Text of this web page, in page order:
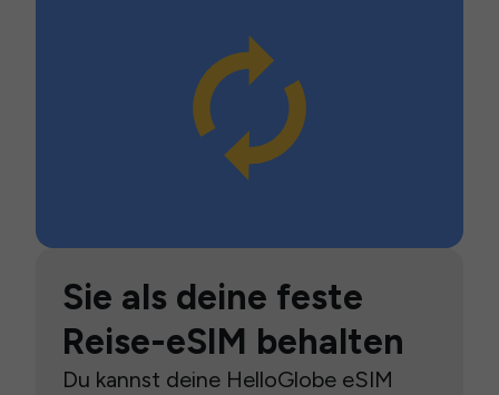
Sie als deine feste
Reise-eSIM behalten
Du kannst deine HelloGlobe eSIM